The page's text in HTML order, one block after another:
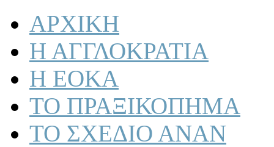
ΑΡΧΙΚΗ
Η ΑΓΓΛΟΚΡΑΤΙΑ
Η ΕΟΚΑ
ΤΟ ΠΡΑΞΙΚΟΠΗΜΑ
ΤΟ ΣΧΕΔΙΟ ΑΝΑΝ